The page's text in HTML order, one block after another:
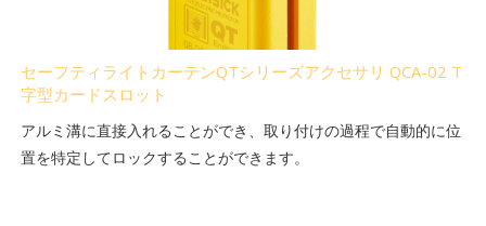
セーフティライトカーテンQTシリーズアクセサリ QCA-02 T
字型カードスロット
アルミ溝に直接入れることができ、取り付けの過程で自動的に位
置を特定してロックすることができます。